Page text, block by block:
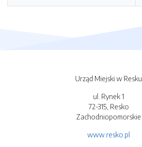
Urząd Miejski w Resku
ul. Rynek 1
72-315, Resko
Zachodniopomorskie
www.resko.pl